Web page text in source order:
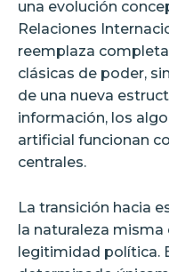
una evolución
Relaciones
reemplaza
clásicas de poder,
de una nueva
información, los
artificial funcionan
centrales.
La transición hacia
la naturaleza misma
legitimidad política.